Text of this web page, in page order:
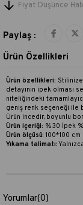
Fiyat Düşünce
Paylaş :
Ürün Özellikleri
Ürün özellikleri:
detayının ipek olması
niteliğindeki
geniş renk seçeneği ile
Ürün incedir, boyunlu
Ürün içeriği: %30 İpek
Ürün ölçüsü: 100*100 cm
Yıkama talimatı:
Yorumlar(0)